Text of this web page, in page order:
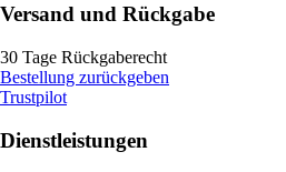
Versand und Rückgabe
30 Tage Rückgaberecht
Bestellung zurückgeben
Trustpilot
Dienstleistungen